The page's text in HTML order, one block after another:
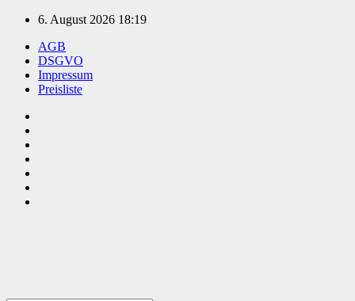
Zum
springen
6. August 2026 18:19
AGB
DSGVO
Impressum
Preisliste